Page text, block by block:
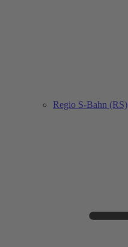
Regio S-Bahn (RS)